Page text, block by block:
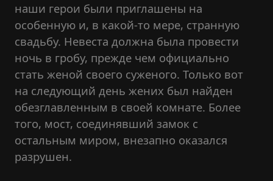
наши герои были приглашены на
особенную и, в какой-то мере, странную
свадьбу. Невеста должна была провести
ночь в гробу, прежде чем официально
стать женой своего суженого. Только вот
на следующий день жених был найден
обезглавленным в своей комнате. Более
того, мост, соединявший замок с
остальным миром, внезапно оказался
разрушен.